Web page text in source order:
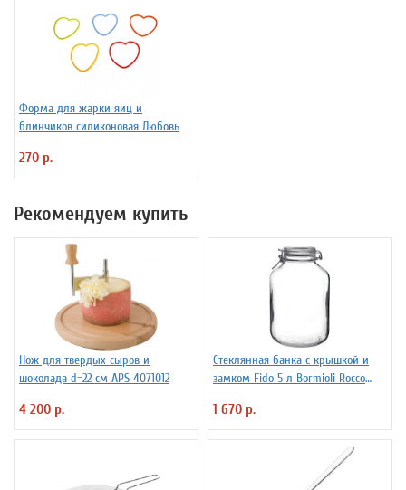
Форма для жарки яиц и
блинчиков силиконовая Любовь
270 р.
Рекомендуем купить
Нож для твердых сыров и
шоколада d=22 см APS 4071012
4 200 р.
Стеклянная банка с крышкой и
замком Fido 5 л Bormioli Rocco
1 670 р.